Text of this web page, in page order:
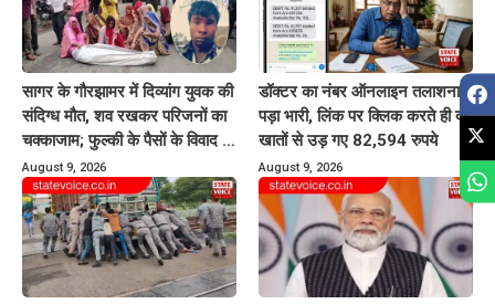
सागर के गौरझामर में दिव्यांग युवक की
संदिग्ध मौत, शव रखकर परिजनों का
चक्काजाम; फुल्की के पैसों के विवाद से
जुड़ा मामला
August 9, 2026
डॉक्टर का नंबर ऑनलाइन तलाशना
पड़ा भारी, लिंक पर क्लिक करते ही दो
खातों से उड़ गए 82,594 रुपये
August 9, 2026